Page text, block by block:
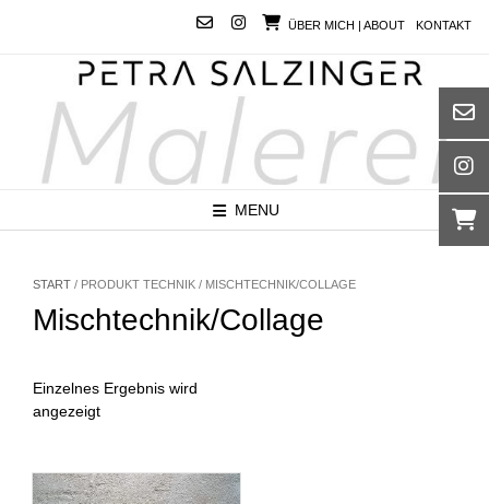
ÜBER MICH | ABOUT KONTAKT
MENU
START / PRODUKT TECHNIK / MISCHTECHNIK/COLLAGE
Mischtechnik/Collage
Einzelnes Ergebnis wird
angezeigt